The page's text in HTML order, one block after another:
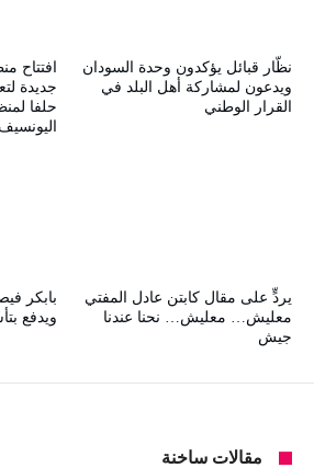
افتتاح
جديدة
حلفا
اليونسيف
نظّار قبائل يؤكدون وحدة السودان
ويدعون لمشاركة أهل البلد في
القرار الوطني
بابكر
ويدفع
يردٍّ على مقال كابتن عادل المفتي
معليش… معليش… نحنا عندنا
جيش
مقالات ساخنة